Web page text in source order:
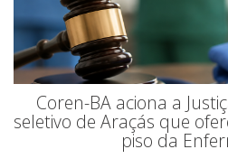
Coren-BA aciona a
seletivo de Araçás que
piso da